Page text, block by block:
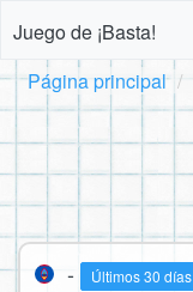
Juego de ¡Basta!
Página principal
- Últimos 30 días